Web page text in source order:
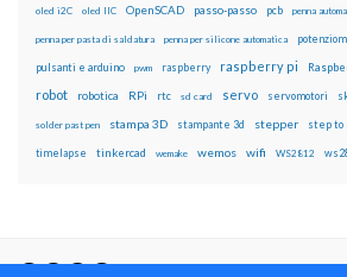
oled i2C oled IIC OpenSCAD passo-passo pcb penna
penna per pasta di saldatura penna per silicone automatica
pulsanti e arduino pwm raspberry raspberry pi
robot robotica RPi rtc sd card servo servomotori
solder past pen stampa 3D stampante 3d stepper step to
timelapse tinkercad wemake wemos wifi WS2812